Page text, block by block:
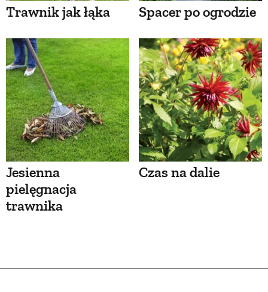
Trawnik jak łąka Spacer po ogrodzie
Jesienna
pielęgnacja
trawnika
Czas na dalie